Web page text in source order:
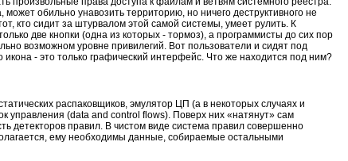
обильно унавозить территорию, но ничего деструктивного не
кто сидит за штурвалом этой самой системы, умеет рулить. К
две кнопки (одна из которых - тормоз), а программисты до сих пор
возможном уровне привилегий. Вот пользователи и сидят под
- это только графический интерфейс. Что же находится под ним?
распаковщиков, эмулятор ЦП (а в некоторых случаях и
управления (data and control flows). Поверх них «натянут» сам
детекторов правил. В чистом виде система правил совершенно
ему необходимы данные, собираемые остальными